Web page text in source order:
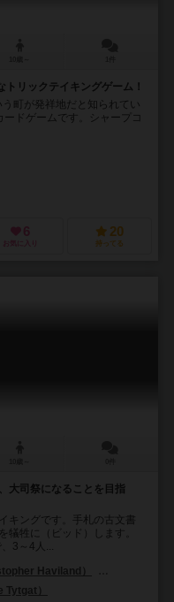
リックテイキングゲーム！
町が発祥地だと知られてい
ードゲームです。シャープコ
6
お気に入り
20
持ってる
大司祭になることを目指
キングです。手札の古文書
犠牲に（ビッド）します。
3～4人...
Haviland）
）